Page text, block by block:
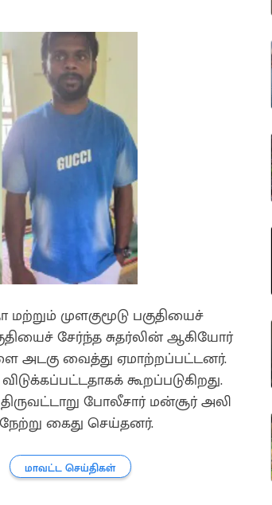
முளகுமூடு பகுதியைச்
சேர்ந்த சுதர்லின் ஆகியோர்
அடகு வைத்து ஏமாற்றப்பட்டனர்.
கூறப்படுகிறது.
போலீசார் மன்சூர் அலி
கைது செய்தனர்.
மாவட்ட செய்திகள்